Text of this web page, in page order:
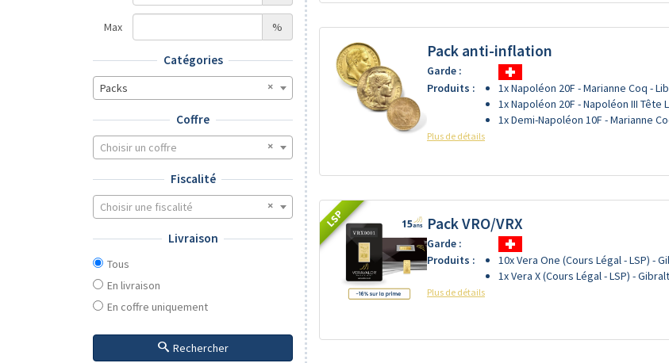
Max %
Catégories
Packs
Coffre
Choisir un coffre
Fiscalité
Choisir une fiscalité
Livraison
Tous
En livraison
En coffre uniquement
Rechercher
Pack anti-inflation
Garde :
Produits :
1x Napoléon 20F - Marianne Coq -
1x Napoléon 20F - Napoléon III Tête
1x Demi-Napoléon 10F - Marianne
Plus de détails
LSP Pack VRO/VRX
Garde :
Produits :
10x Vera One (Cours Légal - LSP) -
1x Vera X (Cours Légal - LSP) -
Plus de détails